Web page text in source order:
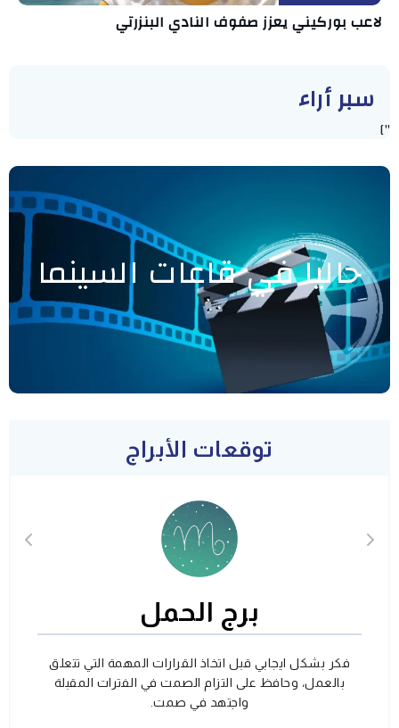
لاعب بوركيني يعزز صفوف النادي البنزرتي
سبر أراء
"]
حاليا في قاعات السينما
توقعات الأبراج
برج الحمل
فكر بشكل ايجابي قبل اتخاذ القرارات المهمة التي تتعلق
بالعمل، وحافظ على التزام الصمت في الفترات المقبلة
واجتهد في صمت.